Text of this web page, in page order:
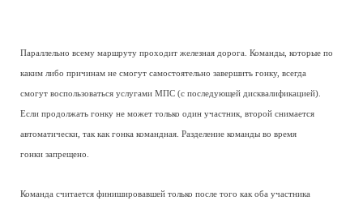
Параллельно всему маршруту проходит железная дорога. Команды, которые по
каким либо причинам не смогут самостоятельно завершить гонку, всегда
смогут воспользоваться услугами МПС (с последующей дисквалификацией).
Если продолжать гонку не может только один участник, второй снимается
автоматически, так как гонка командная. Разделение команды во время
гонки запрещено.
Команда считается финишировавшей только после того как оба участника